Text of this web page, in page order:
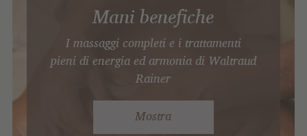
Mani benefiche
I massaggi completi e i trattamenti
pieni di energia ed armonia di Waltraud
Rainer
Mostra